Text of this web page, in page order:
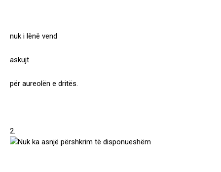
nuk i lënë vend
askujt
për aureolën e dritës.
2.